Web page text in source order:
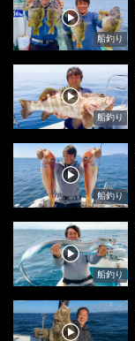
船釣り
船釣り
船釣り
船釣り